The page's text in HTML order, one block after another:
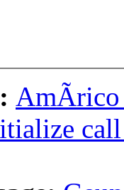
AmÃrico